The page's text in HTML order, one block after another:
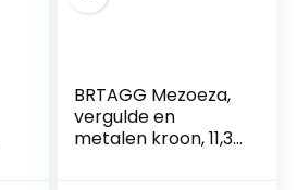
BRTAGG Mezoeza,
vergulde en
metalen kroon, 11,3